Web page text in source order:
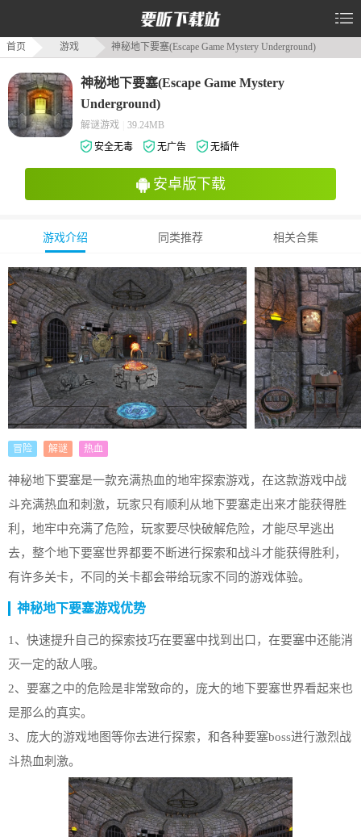
首页 游戏 神秘地下要塞(Escape Game Mystery Underground)
神秘地下要塞(Escape Game Mystery
Underground)
解谜游戏
39.24MB
安全无毒
无广告 无插件
安卓版下载
游戏介绍 同类推荐 相关合集
冒险 解谜 热血
神秘地下要塞是一款充满热血的地牢探索游戏，在这款游戏中战
斗充满热血和刺激，玩家只有顺利从地下要塞走出来才能获得胜
利，地牢中充满了危险，玩家要尽快破解危险，才能尽早逃出
去，整个地下要塞世界都要不断进行探索和战斗才能获得胜利，
有许多关卡，不同的关卡都会带给玩家不同的游戏体验。
神秘地下要塞游戏优势
1、快速提升自己的探索技巧在要塞中找到出口，在要塞中还能消
灭一定的敌人哦。
2、要塞之中的危险是非常致命的，庞大的地下要塞世界看起来也
是那么的真实。
3、庞大的游戏地图等你去进行探索，和各种要塞boss进行激烈战
斗热血刺激。